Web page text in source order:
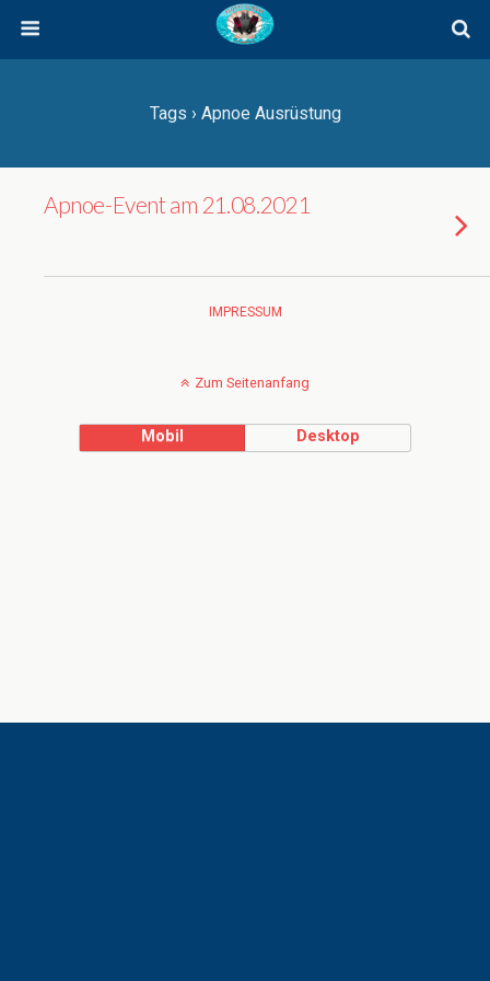
Tags › Apnoe Ausrüstung
Apnoe-Event am 21.08.2021
IMPRESSUM
Zum Seitenanfang
Mobil Desktop